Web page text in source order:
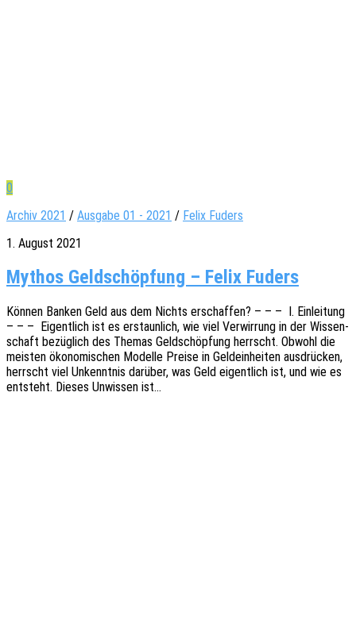
0
Archiv 2021 / Ausgabe 01 - 2021 / Felix Fuders
1. August 2021
Mythos Geldschöpfung – Felix Fuders
Können Banken Geld aus dem Nichts erschaf­fen? – – – I. Einlei­tung
– – – Eigent­lich ist es erstaun­lich, wie viel Verwir­rung in der Wissen­
schaft bezüg­lich des Themas Geld­schöp­fung herrscht. Obwohl die
meis­ten ökono­mi­schen Model­le Preise in Geld­ein­hei­ten ausdrü­cken,
herrscht viel Unkennt­nis darüber, was Geld eigent­lich ist, und wie es
entsteht. Dieses Unwis­sen ist…